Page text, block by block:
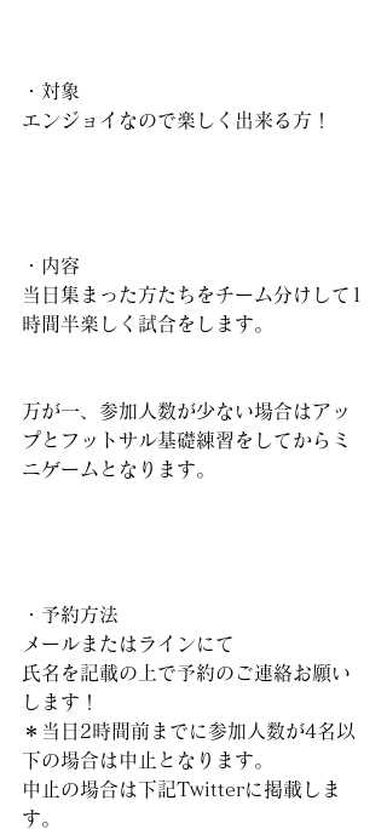
・対象
エンジョイなので楽しく出来る方！
・内容
当日集まった方たちをチーム分けして1
時間半楽しく試合をします。
万が一、参加人数が少ない場合はアッ
プとフットサル基礎練習をしてからミ
ニゲームとなります。
・予約方法
メールまたはラインにて
氏名を記載の上で予約のご連絡お願い
します！
＊当日2時間前までに参加人数が4名以
下の場合は中止となります。
中止の場合は下記Twitterに掲載しま
す。